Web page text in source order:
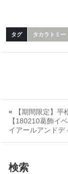
タグ タカラトミー
« 【期間限定】平
【180210葛飾イ
イアールアンドデ
検索